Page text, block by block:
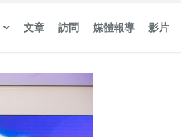
文章 訪問 媒體報導 影片